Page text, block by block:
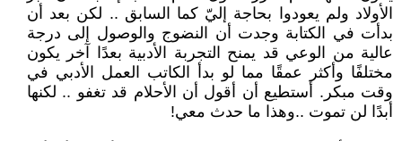
الأولاد ولم يعودوا بحاجة إليّ كما السابق .. لكن بعد أن
بدأت في الكتابة وجدت أن النضوج والوصول إلى درجة
عالية من الوعي قد يمنح التجربة الأدبية بعدًا آخر يكون
مختلفًا وأكثر عمقًا مما لو بدأ الكاتب العمل الأدبي في
وقت مبكر. أستطيع أن أقول أن الأحلام قد تغفو .. لكنها
أبدًا لن تموت ..وهذا ما حدث معي!